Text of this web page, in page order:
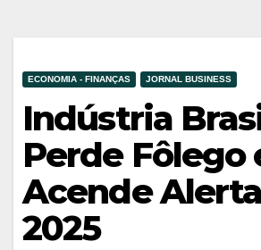
ECONOMIA - FINANÇAS JORNAL BUSINESS
Indústria
Perde Fôlego
Acende
2025